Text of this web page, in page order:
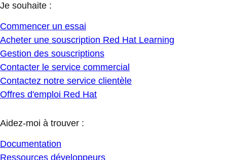
Je souhaite :
Commencer un essai
Acheter une souscription Red Hat Learning
Gestion des souscriptions
Contacter le service commercial
Contactez notre service clientèle
Offres d'emploi Red Hat
Aidez-moi à trouver :
Documentation
Ressources développeurs